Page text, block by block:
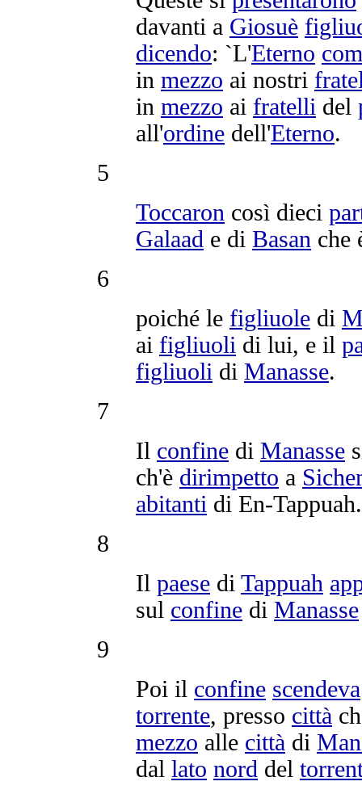
davanti a Giosuè
dicendo: `L'Eterno
in mezzo ai nostri
in mezzo ai fratelli del
all'ordine dell'Eterno.
5
Toccaron così dieci
Galaad e di Basan che
6
poiché le figliuole di
ai figliuoli di lui, e il
figliuoli di Manasse.
7
Il confine di Manasse
ch'è dirimpetto a
abitanti di En-Tappuah.
8
Il paese di Tappuah
sul confine di Manasse
9
Poi il confine scendeva
torrente, presso città
mezzo alle città di
dal lato nord del